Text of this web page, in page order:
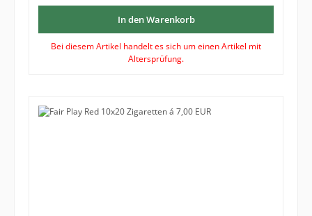
In den Warenkorb
Bei diesem Artikel handelt es sich um einen Artikel mit
Altersprüfung.